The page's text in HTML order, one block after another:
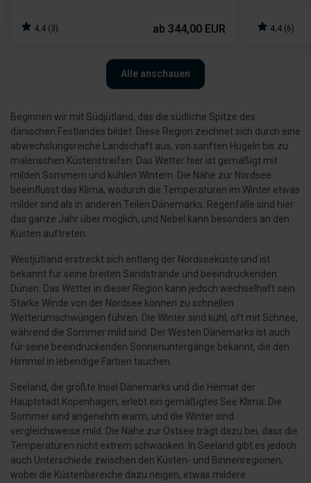
4,4 (3) ab 344,00 EUR 4,4 (6)
Alle anschauen
Beginnen wir mit Südjütland, das die südliche Spitze des
dänischen Festlandes bildet. Diese Region zeichnet sich durch eine
abwechslungsreiche Landschaft aus, von sanften Hügeln bis zu
malerischen Küstenstreifen. Das Wetter hier ist gemäßigt mit
milden Sommern und kühlen Wintern. Die Nähe zur Nordsee
beeinflusst das Klima, wodurch die Temperaturen im Winter etwas
milder sind als in anderen Teilen Dänemarks. Regenfälle sind hier
das ganze Jahr über möglich, und Nebel kann besonders an den
Küsten auftreten.
Westjütland erstreckt sich entlang der Nordseeküste und ist
bekannt für seine breiten Sandstrände und beeindruckenden
Dünen. Das Wetter in dieser Region kann jedoch wechselhaft sein.
Starke Winde von der Nordsee können zu schnellen
Wetterumschwüngen führen. Die Winter sind kühl, oft mit Schnee,
während die Sommer mild sind. Der Westen Dänemarks ist auch
für seine beeindruckenden Sonnenuntergänge bekannt, die den
Himmel in lebendige Farben tauchen.
Seeland, die größte Insel Dänemarks und die Heimat der
Hauptstadt Kopenhagen, erlebt ein gemäßigtes See Klima. Die
Sommer sind angenehm warm, und die Winter sind
vergleichsweise mild. Die Nähe zur Ostsee trägt dazu bei, dass die
Temperaturen nicht extrem schwanken. In Seeland gibt es jedoch
auch Unterschiede zwischen den Küsten- und Binnenregionen,
wobei die Küstenbereiche dazu neigen, etwas mildere